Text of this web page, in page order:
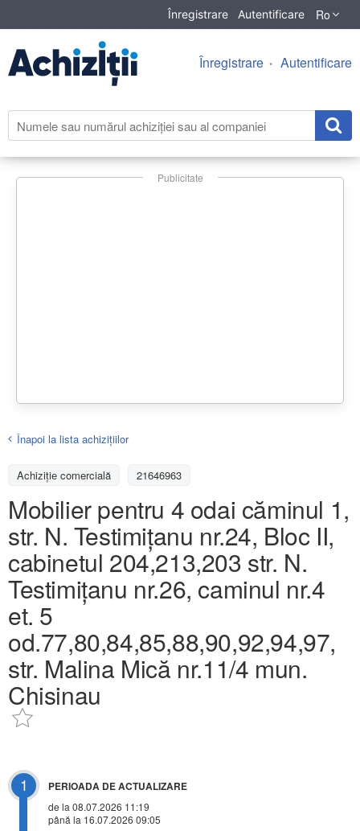
Înregistrare Autentificare Ro
Înregistrare Autentificare
Publicitate
Înapoi la lista achiziţiilor
Achizițiе comercială 21646963
Mobilier pentru 4 odai căminul 1,
str. N. Testimițanu nr.24, Bloc II,
cabinetul 204,213,203 str. N.
Testimițanu nr.26, caminul nr.4
et. 5
od.77,80,84,85,88,90,92,94,97,
str. Malina Mică nr.11/4 mun.
Chisinau
1 PERIOADA DE ACTUALIZARE
de la 08.07.2026 11:19
până la 16.07.2026 09:05